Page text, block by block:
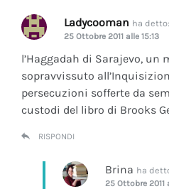
Ladycooman ha detto:
25 Ottobre 2011 alle 15:13
l’Haggadah di Sarajevo, un
sopravvissuto
persecuzioni sofferte da
custodi del libro di Brooks
RISPONDI
Brina ha
25 Ottobre 2011